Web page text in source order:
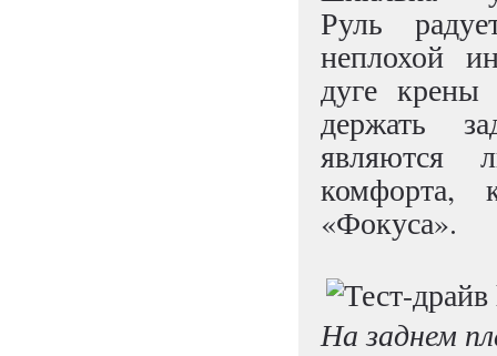
Руль
неплохой
дуге
держать
являются
комфорта,
«Фокуса».
На заднем